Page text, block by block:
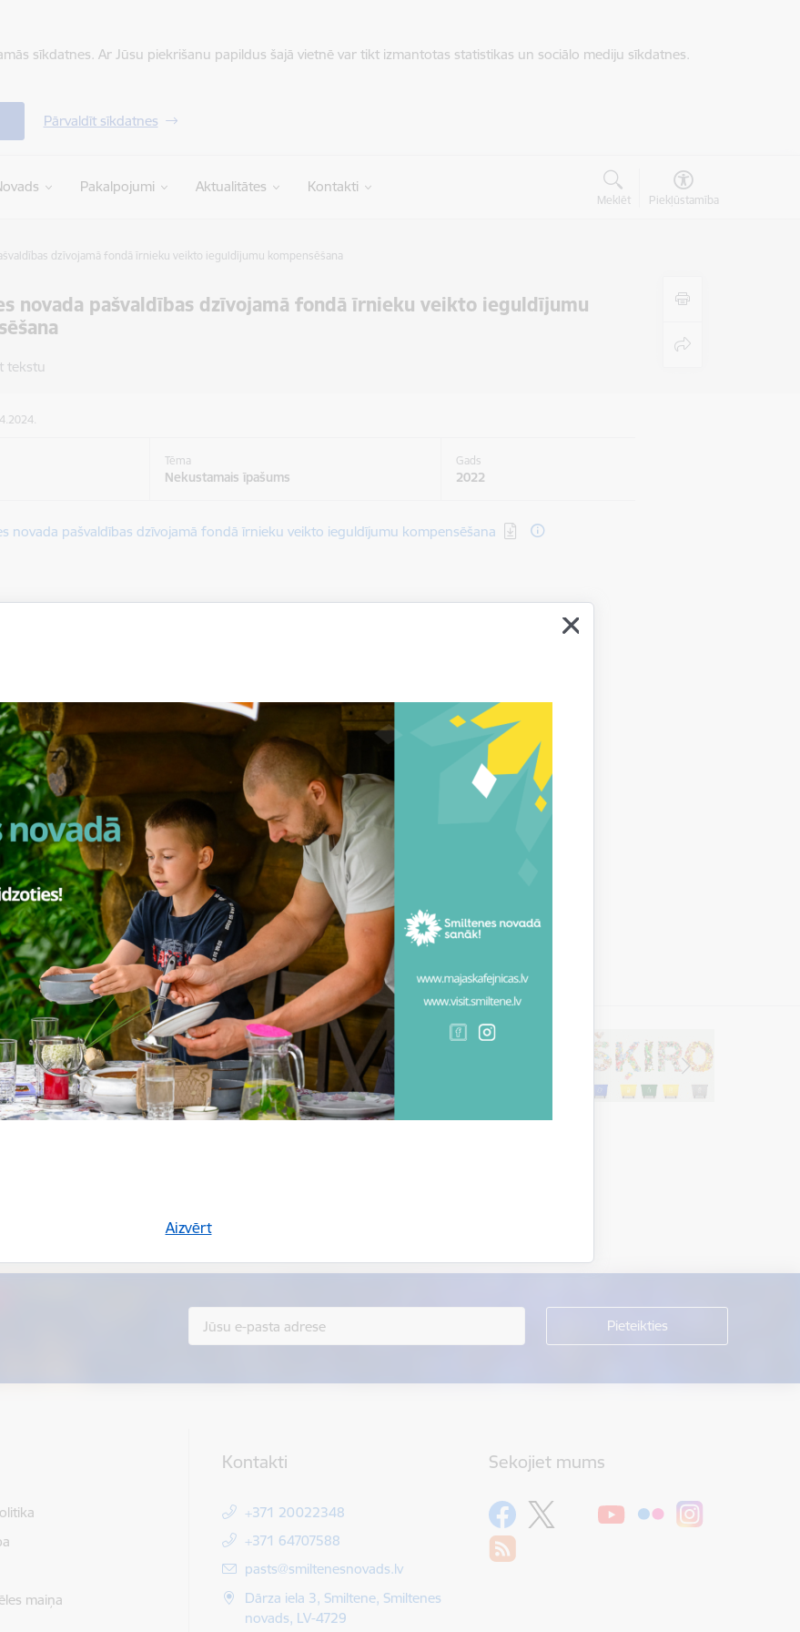
sīkdatnes. Ar Jūsu piekrišanu papildus šajā vietnē var tikt izmantotas statistikas un sociālo mediju sīkdatnes.
Pārvaldīt sīkdatnes
Pakalpojumi Aktualitātes Kontakti
Meklēt Piekļūstamība
dzīvojamā fondā īrnieku veikto ieguldījumu kompensēšana
novada pašvaldības dzīvojamā fondā īrnieku veikto ieguldījumu
tekstu
Aizvērt
Tēma
Nekustamais īpašums
Gads
2022
novada pašvaldības dzīvojamā fondā īrnieku veikto ieguldījumu kompensēšana
Sniegt atsauksmi
maiņa
Kontakti
+371 20022348
+371 64707588
E-pasts:
pasts@smiltenesnovads.lv
Dārza iela 3, Smiltene, Smiltenes
novads, LV-4729
Sekojiet mums